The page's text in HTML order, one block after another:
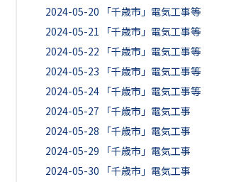
2024-05-20
「千歳市」電気工事等
2024-05-21
「千歳市」電気工事等
2024-05-22
「千歳市」電気工事等
2024-05-23
「千歳市」電気工事等
2024-05-24 「千歳市」電気工事等
2024-05-27
「千歳市」電気工事
2024-05-28
「千歳市」電気工事
2024-05-29
「千歳市」電気工事
2024-05-30
「千歳市」電気工事